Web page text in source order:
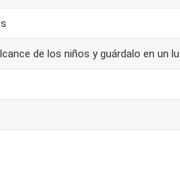
de los niños y guárdalo en un